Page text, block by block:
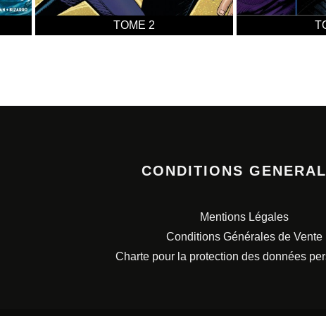
TOME 2
CONDITIONS
Mentions Légales
Conditions Générales de Vente
Charte pour la protection des données